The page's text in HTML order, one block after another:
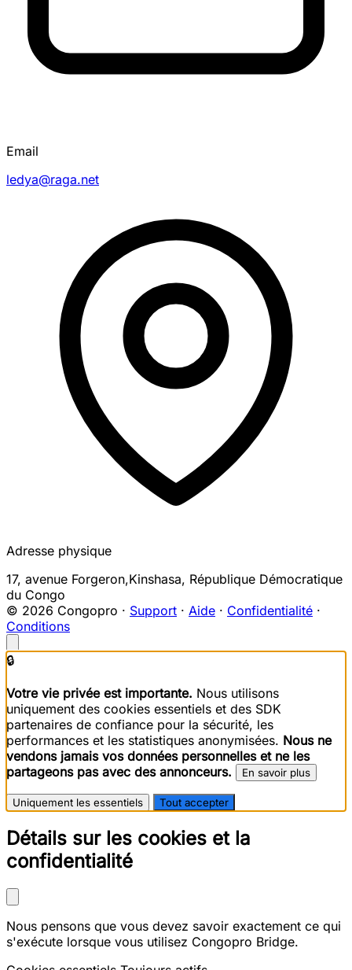
Email
ledya@raga.net
Adresse physique
17, avenue Forgeron,Kinshasa, République Démocratique
du Congo
© 2026 Congopro · Support · Aide · Confidentialité ·
Conditions
🔒
Votre vie privée est importante. Nous utilisons
uniquement des cookies essentiels et des SDK
partenaires de confiance pour la sécurité, les
performances et les statistiques anonymisées. Nous ne
vendons jamais vos données personnelles et ne les
partageons pas avec des annonceurs.
En savoir plus
Uniquement les essentiels Tout accepter
Détails sur les cookies et la
confidentialité
Nous pensons que vous devez savoir exactement ce qui
s'exécute lorsque vous utilisez Congopro Bridge.